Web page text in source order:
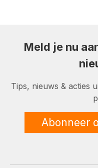
Meld je nu
Tips, nieuws & acties
Abonneer